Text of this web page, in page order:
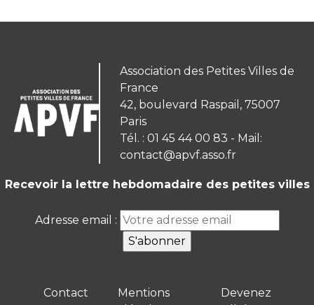
Association des Petites Villes de
France
42, boulevard Raspail, 75007
Paris
Tél. : 01 45 44 00 83 - Mail:
contact@apvf.asso.fr
Recevoir la lettre hebdomadaire des petites villes
Adresse email :
Contact
Mentions
Devenez